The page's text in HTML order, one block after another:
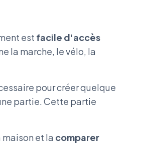
est facile d'accès
la marche, le vélo, la
pour créer quelque
partie. Cette partie
et la comparer